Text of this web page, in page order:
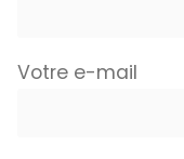
Votre e-mail